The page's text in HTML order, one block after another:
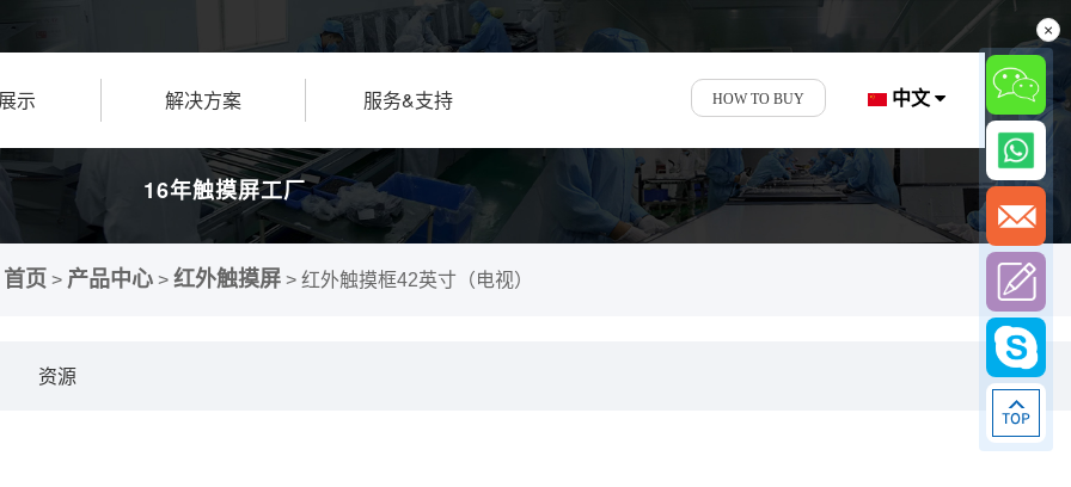
示 解决方案 服务&支持 中文
HOW TO BUY
16年触摸屏工厂
首页 > 产品中心> 红外触摸屏> 红外触摸框42英寸（电视）
资源
×